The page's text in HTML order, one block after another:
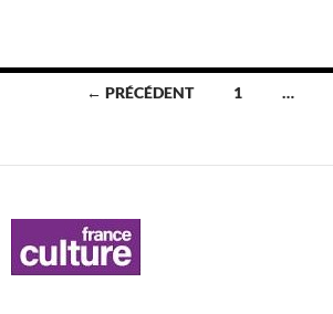
Navigation
articles
← PRÉCÉDENT 1 …